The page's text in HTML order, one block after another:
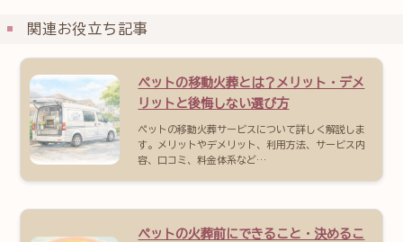
関連お役立ち記事
ペットの移動火葬とは？メリット・デメ
リットと後悔しない選び方
ペットの移動火葬サービスについて詳しく解説しま
す。メリットやデメリット、利用方法、サービス内
容、口コミ、料金体系など…
ペットの火葬前にできること・決めるこ